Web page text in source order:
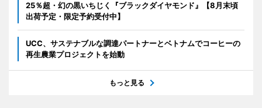
25％超・幻の黒いちじく『ブラックダイヤモンド』【8月末頃
出荷予定・限定予約受付中】
UCC、サステナブルな調達パートナーとベトナムでコーヒーの
再生農業プロジェクトを始動
もっと見る